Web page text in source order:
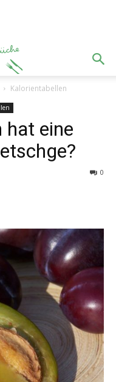
Kalorientabellen
hat eine
0